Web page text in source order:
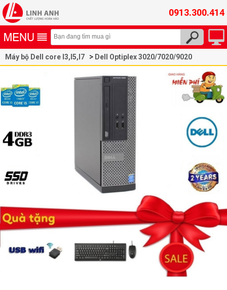
0913.300.414
Máy bộ Dell core I3,I5,I7 Dell Optiplex 3020/7020/9020